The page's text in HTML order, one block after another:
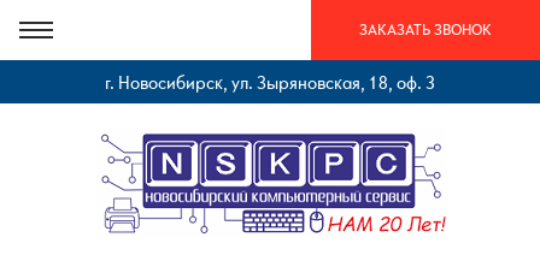
ЗАКАЗАТЬ ЗВОНОК
г. Новосибирск, ул. Зыряновская, 18, оф. 3